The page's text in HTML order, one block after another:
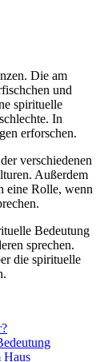
Die am
und
spirituelle
In
erforschen.
verschiedenen
Außerdem
eine Rolle, wenn
Bedeutung
sprechen.
die spirituelle
Haus